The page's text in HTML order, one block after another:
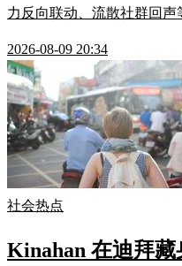
力反向联动、流散社群回声
2026-08-09 20:34
社会热点
Kinahan 在迪拜藏